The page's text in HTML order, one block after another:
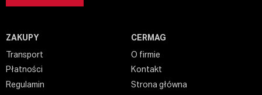
ZAKUPY
Transport
Płatności
Regulamin
CERMAG
O firmie
Kontakt
Strona główna